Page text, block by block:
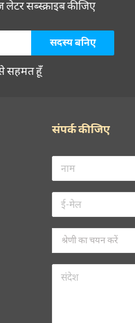
लेटर सब्स्क्राइब कीजिए
सहमत हूँ
संपर्क कीजिए